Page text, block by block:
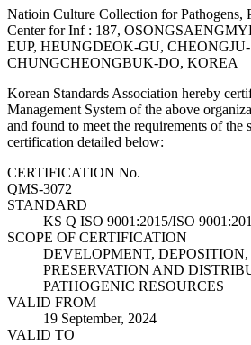
Natioin Culture Collection for Pathogens,
Center for Inf : 187,
EUP, HEUNGDEOK-GU,
CHUNGCHEONGBUK-DO, KOREA
Korean Standards Association hereby
Management System of the above
and found to meet the requirements of the
certification detailed below:
CERTIFICATION No.
QMS-3072
STANDARD
KS Q ISO 9001:2015/ISO
SCOPE OF CERTIFICATION
DEVELOPMENT,
PRESERVATION AND
PATHOGENIC RESOURCES
VALID FROM
19 September, 2024
VALID TO